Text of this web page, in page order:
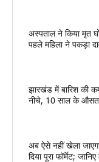
अस्पताल ने किया मृत
पहले महिला ने पकड़ा
झारखंड में बारिश की
नीचे, 10 साल के
अब ऐसे नहीं खेला
दिया पूरा फॉर्मेट;